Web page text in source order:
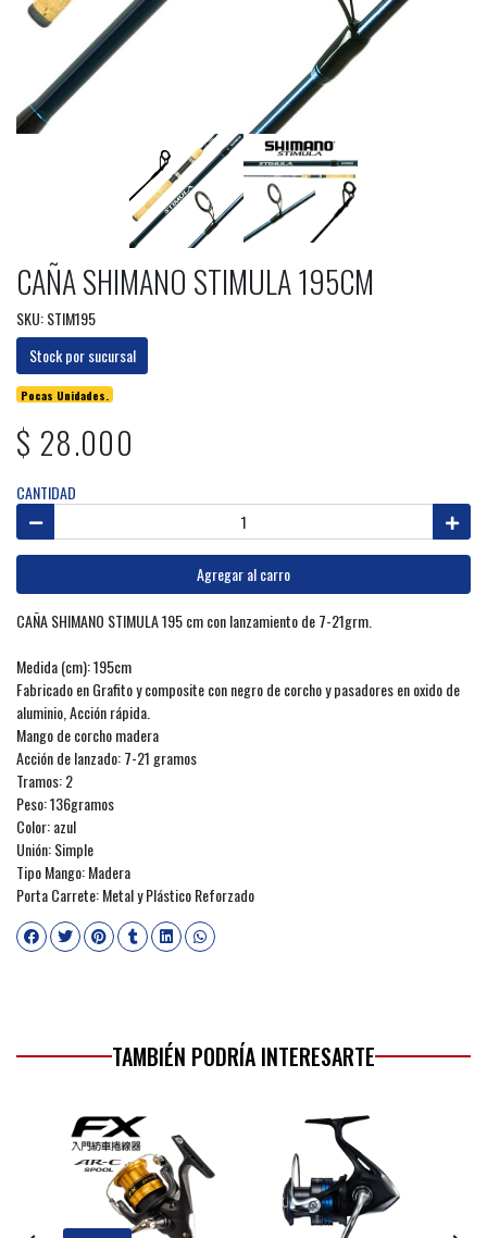
CAÑA SHIMANO STIMULA 195CM
SKU: STIM195
Stock por sucursal
Pocas Unidades.
$ 28.000
CANTIDAD
Agregar al carro
CAÑA SHIMANO STIMULA 195 cm con lanzamiento de 7-21grm.
Medida (cm): 195cm
Fabricado en Grafito y composite con negro de corcho y pasadores en oxido de
aluminio, Acción rápida.
Mango de corcho madera
Acción de lanzado: 7-21 gramos
Tramos: 2
Peso: 136gramos
Color: azul
Unión: Simple
Tipo Mango: Madera
Porta Carrete: Metal y Plástico Reforzado
TAMBIÉN PODRÍA INTERESARTE